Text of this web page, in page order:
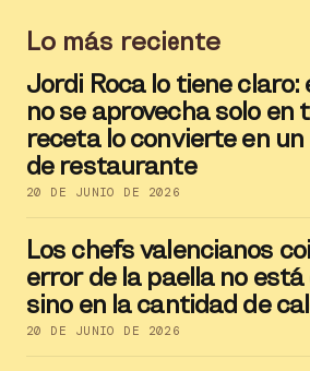
Lo más reciente
Jordi Roca lo tiene claro:
no se aprovecha solo en
receta lo convierte en
de restaurante
20 DE JUNIO DE 2026
Los chefs valencianos
error de la paella no está
sino en la cantidad de
20 DE JUNIO DE 2026